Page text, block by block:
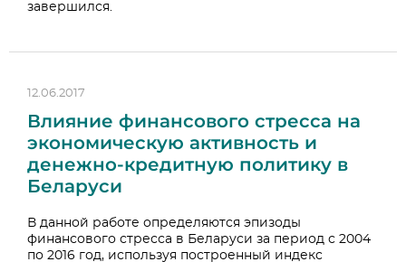
завершился.
12.06.2017
Влияние финансового стресса на
экономическую активность и
денежно-кредитную политику в
Беларуси
В данной работе определяются эпизоды
финансового стресса в Беларуси за период с 2004
по 2016 год, используя построенный индекс